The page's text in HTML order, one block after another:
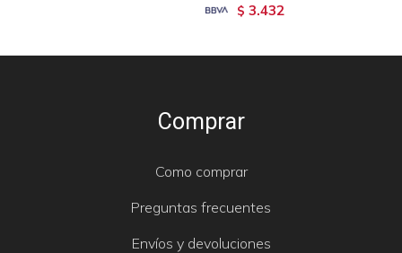
$ 3.432
Comprar
Como comprar
Preguntas frecuentes
Envíos y devoluciones